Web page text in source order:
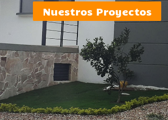
Nuestros Proyectos